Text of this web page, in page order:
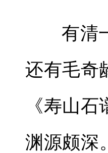
有清
还有毛奇
《寿山
渊源颇深